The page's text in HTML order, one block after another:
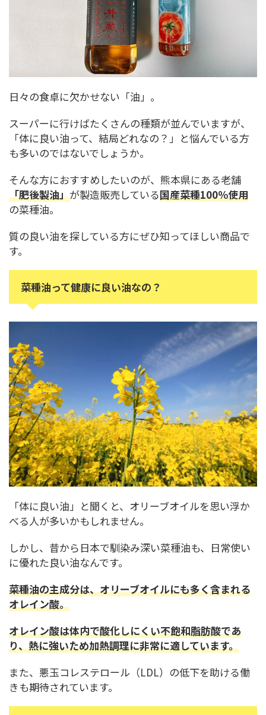
日々の食卓に欠かせない「油」。
スーパーに行けばたくさんの種類が並んでいますが、
「体に良い油って、結局どれなの？」と悩んでいる方
も多いのではないでしょうか。
そんな方におすすめしたいのが、熊本県にある老舗
「肥後製油」が製造販売している国産菜種100％使用
の菜種油。
質の良い油を探している方にぜひ知ってほしい商品で
す。
菜種油って健康に良い油なの？
「体に良い油」と聞くと、オリーブオイルを思い浮か
べる人が多いかもしれません。
しかし、昔から日本で馴染み深い菜種油も、日常使い
に優れた良い油なんです。
菜種油の主成分は、オリーブオイルにも多く含まれる
オレイン酸。
オレイン酸は体内で酸化しにくい不飽和脂肪酸であ
り、熱に強いため加熱調理に非常に適しています。
また、悪玉コレステロール（LDL）の低下を助ける働
きも期待されています。